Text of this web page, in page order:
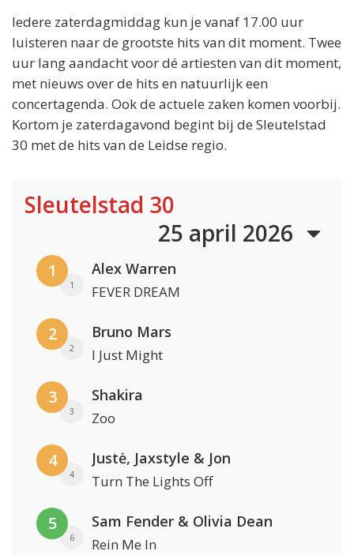
Iedere zaterdagmiddag kun je vanaf 17.00 uur
luisteren naar de grootste hits van dit moment. Twee
uur lang aandacht voor dé artiesten van dit moment,
met nieuws over de hits en natuurlijk een
concertagenda. Ook de actuele zaken komen voorbij.
Kortom je zaterdagavond begint bij de Sleutelstad
30 met de hits van de Leidse regio.
Sleutelstad 30
25 april 2026
1
1
Alex Warren
FEVER DREAM
2
2
Bruno Mars
I Just Might
3
3
Shakira
Zoo
4
4
Justė, Jaxstyle & Jon
Turn The Lights Off
5
6
Sam Fender & Olivia Dean
Rein Me In